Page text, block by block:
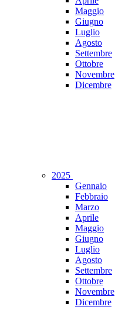
Maggio
Giugno
Luglio
Agosto
Settembre
Ottobre
Novembre
Dicembre
2025
Gennaio
Febbraio
Marzo
Aprile
Maggio
Giugno
Luglio
Agosto
Settembre
Ottobre
Novembre
Dicembre